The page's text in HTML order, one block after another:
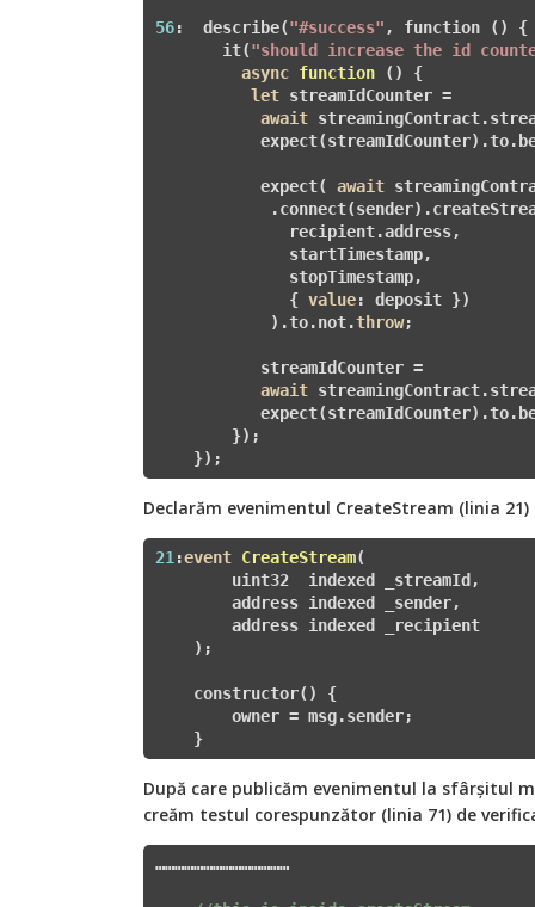
56:  describe("#success" , function () {
       it(
"should increase the id
async function ()
{
let streamIdCounter =
await
           expect(
await
              recipient.address,
              startTimestamp,
              stopTimestamp,
              {
value: deposit })
            ).to.not.
throw;
           streamIdCounter =
await
        });
    });
Declarăm evenimentul CreateStream (linia 21)
21 :event CreateStream(
        uint32  indexed _streamId,
        address indexed _sender,
        address indexed _recipient
    )
;
    constructor() {
        owner = msg.sender;
    }
După care publicăm evenimentul la sfârșitul
creăm testul corespunzător (linia 71) de
……………………………………